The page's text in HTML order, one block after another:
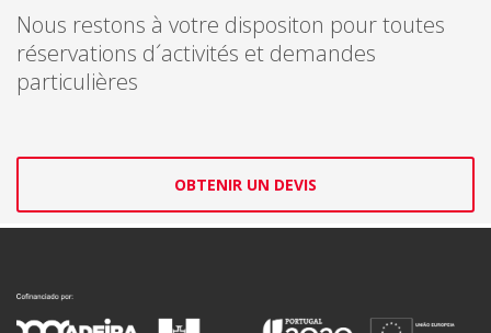
Nous restons à votre dispositon pour toutes
réservations d´activités et demandes
particulières
OBTENIR UN DEVIS